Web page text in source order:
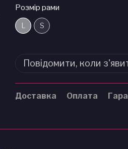
Розмір рами
L S
Повідомити, коли
Доставка Оплата